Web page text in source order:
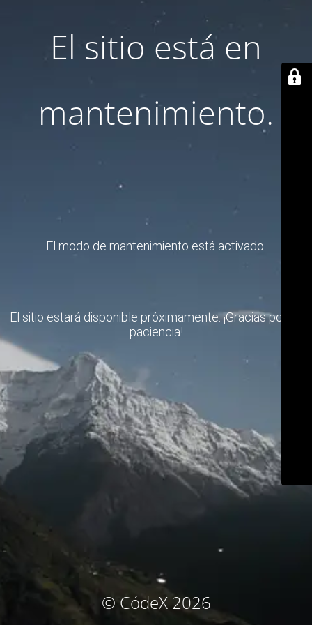
El sitio está en
mantenimiento.
El modo de mantenimiento está activado.
El sitio estará disponible próximamente. ¡Gracias por su
paciencia!
© CódeX 2026